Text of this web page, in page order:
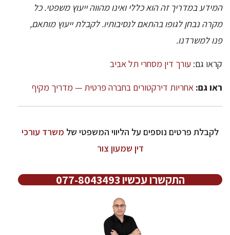
המידע במדריך זה הוא כללי ואינו מהווה ייעוץ משפטי. כל
מקרה נבחן לגופו בהתאם לנסיבותיו. לקבלת ייעוץ מותאם,
פנו למשרדנו.
קראו גם: עורך דין מסחרי תל אביב
ראו גם: אחריות דירקטורים בחברה פרטית — מדריך מקיף
לקבלת פרטים נוספים על הליווי המשפטי של משרד עורכי
דין שמעון צור
התקשרו עכשיו 077-8043493